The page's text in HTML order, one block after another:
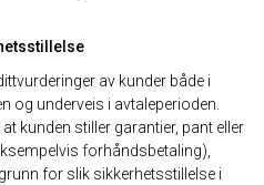
av kunder både i
og underveis i avtaleperioden.
kunden stiller garantier, pant eller
forhåndsbetaling),
for slik sikkerhetsstillelse i